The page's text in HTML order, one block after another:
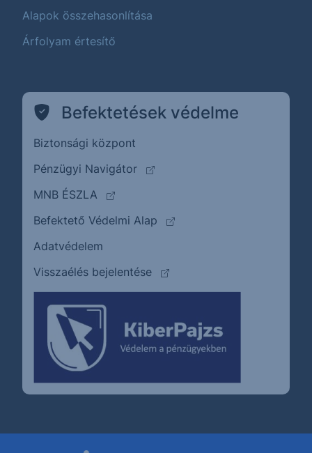
Alapok összehasonlítása
Árfolyam értesítő
Befektetések védelme
Biztonsági központ
Pénzügyi Navigátor
(külső oldalra ugrik)
MNB ÉSZLA
(külső oldalra ugrik)
Befektető Védelmi Alap
(külső oldalra ugrik)
Adatvédelem
Visszaélés bejelentése
(külső oldalra ugrik)